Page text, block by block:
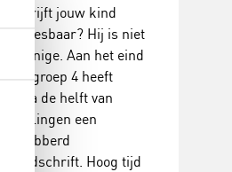
Schrijft jouw kind
onleesbaar? Hij is niet
de enige. Aan het eind
van groep 4 heeft
bijna de helft van
leerlingen een
belabberd
handschrift. Hoog tijd